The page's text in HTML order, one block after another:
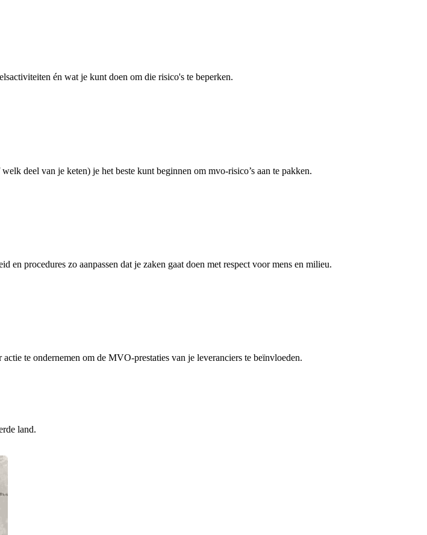
én wat je kunt doen om die risico's te beperken.
deel van je keten) je het beste kunt beginnen om mvo-risico’s aan te pakken.
procedures zo aanpassen dat je zaken gaat doen met respect voor mens en milieu.
te ondernemen om de MVO-prestaties van je leveranciers te beïnvloeden.
land.